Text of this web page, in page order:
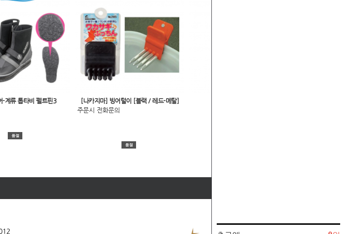
-계류 톱타비 펠트핀3
[나카지마] 빙어털이 [블랙 / 레드-메탈]
주문시 전화문의